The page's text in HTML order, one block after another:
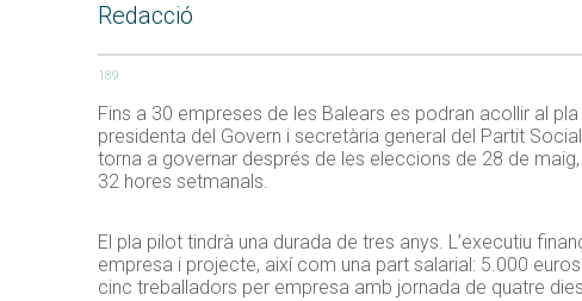
Redacció
189
Fins a 30 empreses de les Balears es podran acollir al
presidenta del Govern i secretària general del Partit
torna a governar després de les eleccions de 28 de
32 hores setmanals.
El pla pilot tindrà una durada de tres anys. L’executiu
empresa i projecte, així com una part salarial: 5.000
cinc treballadors per empresa amb jornada de quatre